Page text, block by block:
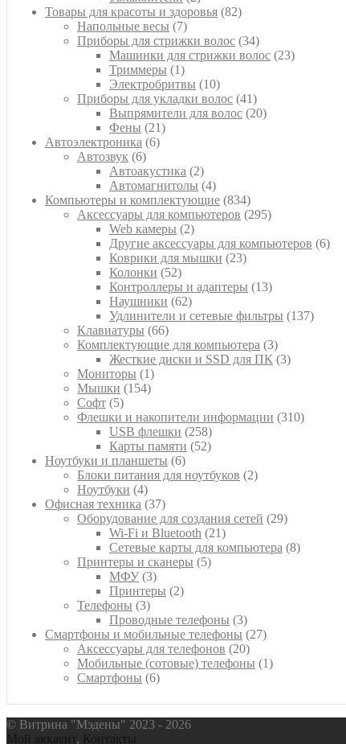
товара
Товары для красоты и здоровья 8282
Напольные весы 77
товаров
Приборы для стрижки волос 3434
товара
Машинки для стрижки волос 2323
Триммеры 11
товар
Электробритвы 1010
товаров
Приборы для укладки волос 4141
товар
Выпрямители для волос 2020
Фены 2121
Автоэлектроника 66
Автозвук 66
товаров
Автоакустика 22
товара
Автомагнитолы 44
товара
Компьютеры и комплектующие 834834
товара
Аксессуары для компьютеров 295295
Web камеры 22
товара
Другие аксессуары для компьютеров 66
Коврики для мышки 2323
Колонки 5252
товара
Контроллеры и адаптеры 1313
Наушники 6262
товара
Удлинители и сетевые фильтры 137137
Клавиатуры 6666
товаров
Комплектующие для компьютера 33
товара
Жесткие диски и SSD для ПК 33
Мониторы 11
товар
Мышки 154154
Софт 55
товаров
Флешки и накопители информации 310310
USB флешки 258258
товаров
Карты памяти 5252
Ноутбуки и планшеты 66
товаров
Блоки питания для ноутбуков 22
Ноутбуки 44
товара
Офисная техника 3737
товаров
Оборудование для создания сетей 2929
Wi-Fi и Bluetooth 2121
товар
Сетевые карты для компьютера 88
Принтеры и сканеры 55
МФУ 33
товара
Принтеры 22
Телефоны 33
товара
Проводные телефоны 33
товара
Смартфоны и мобильные телефоны 2727
Аксессуары для телефонов 2020
товаров
Мобильные (сотовые) телефоны 11
Смартфоны 66
© Витрина "Мэдены" 2023 - 2026
Мой аккаунт, Контакты